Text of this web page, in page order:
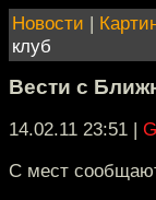
Новости |
клуб
Вести с
14.02.11 23:51 |
С мест